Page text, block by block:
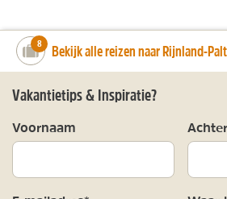
number_of_trips:
8 Bekijk alle reizen naar Rijnland-
Vakantietips & Inspiratie?
Voornaam